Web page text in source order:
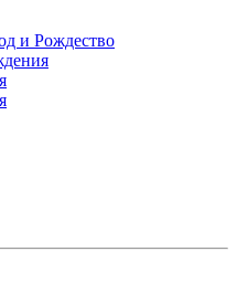
и Рождество